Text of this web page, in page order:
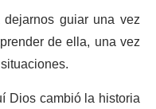
guiar una vez
de ella, una vez
Dios cambió la historia